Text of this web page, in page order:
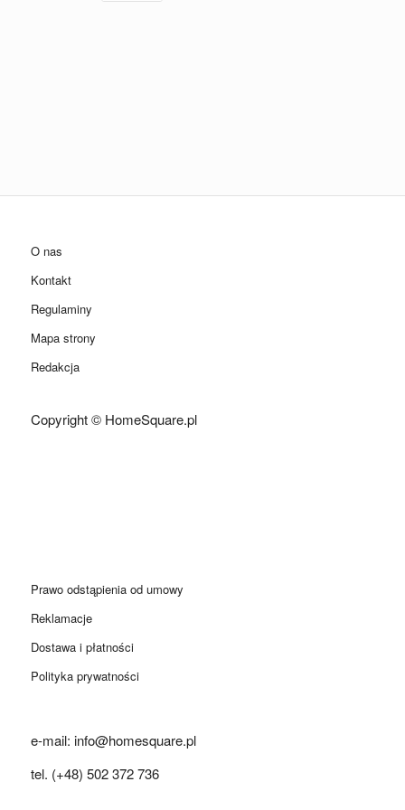
O nas
Kontakt
Regulaminy
Mapa strony
Redakcja
Copyright © HomeSquare.pl
Prawo odstąpienia od umowy
Reklamacje
Dostawa i płatności
Polityka prywatności
e-mail: info@homesquare.pl
tel. (+48) 502 372 736